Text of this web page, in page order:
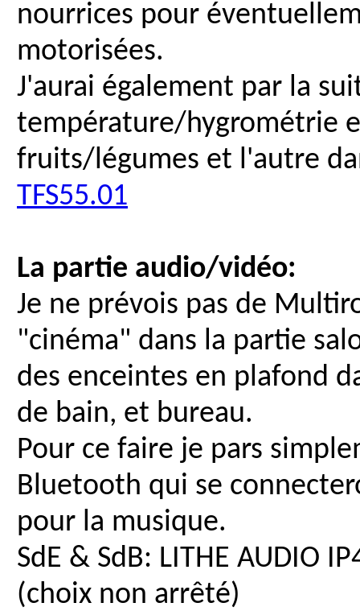
nourrices pour
motorisées.
J'aurai également par la
température/hygrométrie
fruits/légumes et l'autre
TFS55.01
La partie audio/vidéo:
Je ne prévois pas de
"cinéma" dans la partie
des enceintes en plafond
de bain, et bureau.
Pour ce faire je pars
Bluetooth qui se
pour la musique.
SdE & SdB: LITHE AUDIO
(choix non arrêté)